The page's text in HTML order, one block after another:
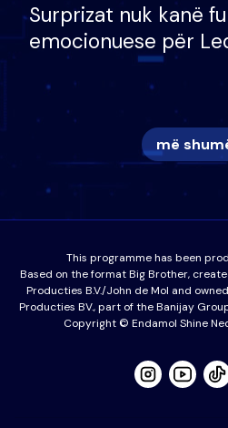
Surprizat nuk kanë
emocionuese për
nëna dhe fëmijët e
nuk i mban dot
më
This programme has been
Based on the format Big Brother,
Producties B.V./John de Mol and
Producties BV., part of the Banijay
Copyright © Endamol Shine